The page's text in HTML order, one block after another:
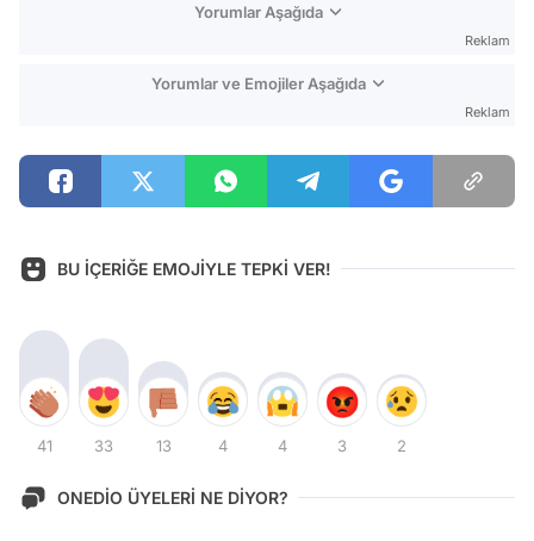
Yorumlar Aşağıda
Reklam
Yorumlar ve Emojiler Aşağıda
Reklam
BU İÇERİĞE EMOJİYLE TEPKİ VER!
41 33 13 4 4 3 2
ONEDİO ÜYELERİ NE DİYOR?